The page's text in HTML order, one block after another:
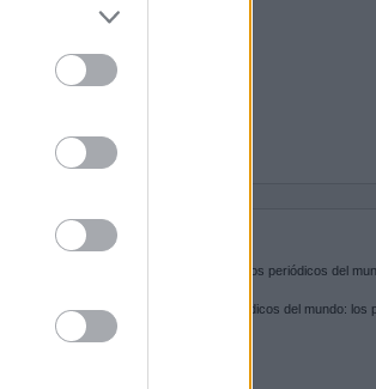
SOBRE KIOSKO.NET
es la puerta de entrada a los periódicos del
Navega por las portadas de los periódicos del mundo:
del otro extremo del mundo.